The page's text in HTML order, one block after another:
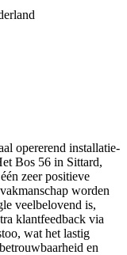
opererend installatie-
Bos 56 in Sittard,
zeer positieve
worden
veelbelovend is,
klantfeedback via
wat het lastig
en